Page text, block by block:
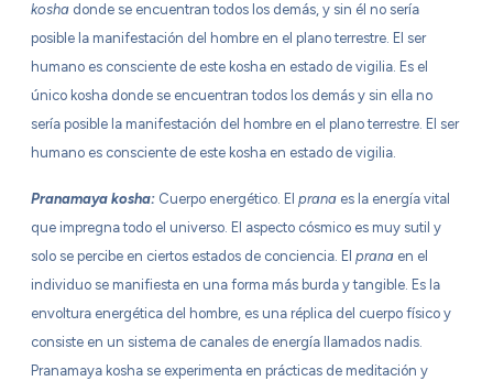
kosha donde se encuentran todos los demás, y sin él no sería
posible la manifestación del hombre en el plano terrestre. El ser
humano es consciente de este kosha en estado de vigilia. Es el
único kosha donde se encuentran todos los demás y sin ella no
sería posible la manifestación del hombre en el plano terrestre. El ser
humano es consciente de este kosha en estado de vigilia.
Pranamaya kosha: Cuerpo energético. Elprana es la energía vital
que impregna todo el universo. El aspecto cósmico es muy sutil y
solo se percibe en ciertos estados de conciencia. Elprana en el
individuo se manifiesta en una forma más burda y tangible. Es la
envoltura energética del hombre, es una réplica del cuerpo físico y
consiste en un sistema de canales de energía llamados nadis.
Pranamaya kosha se experimenta en prácticas de meditación y